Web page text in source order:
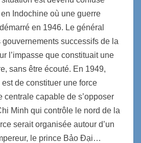
Indochine où une guerre
en 1946. Le général
gouvernements successifs de la
l’impasse que constituait une
sans être écouté. En 1949,
est de constituer une force
centrale capable de s’opposer
Minh qui contrôle le nord de la
seraitorganisée autour d’un
le prince Bảo Đại…